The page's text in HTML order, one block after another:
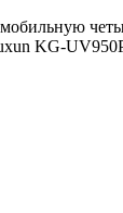
KG-